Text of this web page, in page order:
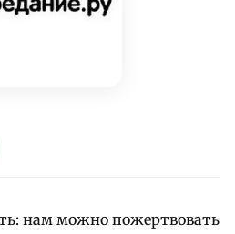
нам можно пожертвовать